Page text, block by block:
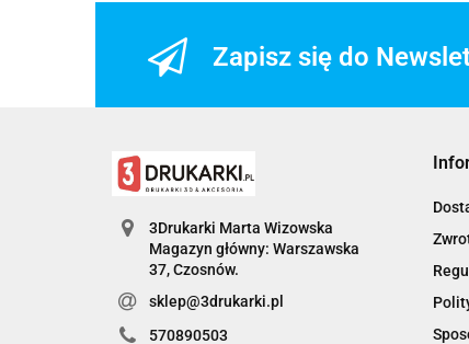
Zapisz się do
3Drukarki Marta Wizowska
Magazyn główny: Warszawska
sklep@3drukarki.pl
570890503